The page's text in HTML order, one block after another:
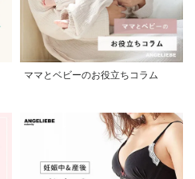
ママとベビーのお役立ちコラム